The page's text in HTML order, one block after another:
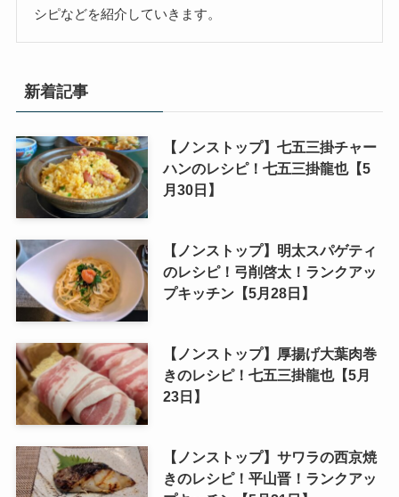
シピなどを紹介していきます。
新着記事
【ノンストップ】七五三掛チャー
ハンのレシピ！七五三掛龍也【5
月30日】
【ノンストップ】明太スパゲティ
のレシピ！弓削啓太！ランクアッ
プキッチン【5月28日】
【ノンストップ】厚揚げ大葉肉巻
きのレシピ！七五三掛龍也【5月
23日】
【ノンストップ】サワラの西京焼
きのレシピ！平山晋！ランクアッ